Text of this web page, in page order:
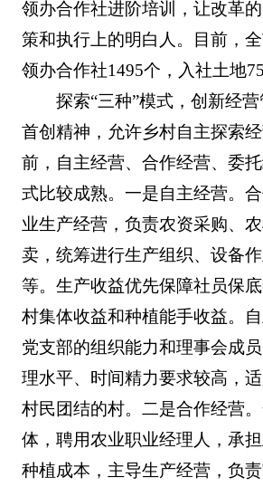
领办合作社进阶培训，让改革
策和执行上的明白人。目前，
领办合作社1495个，入社土地
探索“三种”模式，创新经
首创精神，允许乡村自主探索
前，自主经营、合作经营、委
式比较成熟。一是自主经营。
业生产经营，负责农资采购、
卖，统筹进行生产组织、设备
等。生产收益优先保障社员保
村集体收益和种植能手收益。
党支部的组织能力和理事会成
理水平、时间精力要求较高，适
村民团结的村。二是合作经营
体，聘用农业职业经理人，承
种植成本，主导生产经营，负